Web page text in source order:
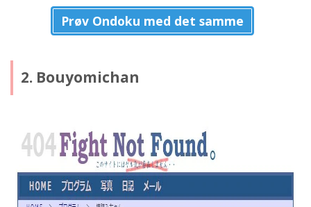
Prøv Ondoku med det samme
2. Bouyomichan